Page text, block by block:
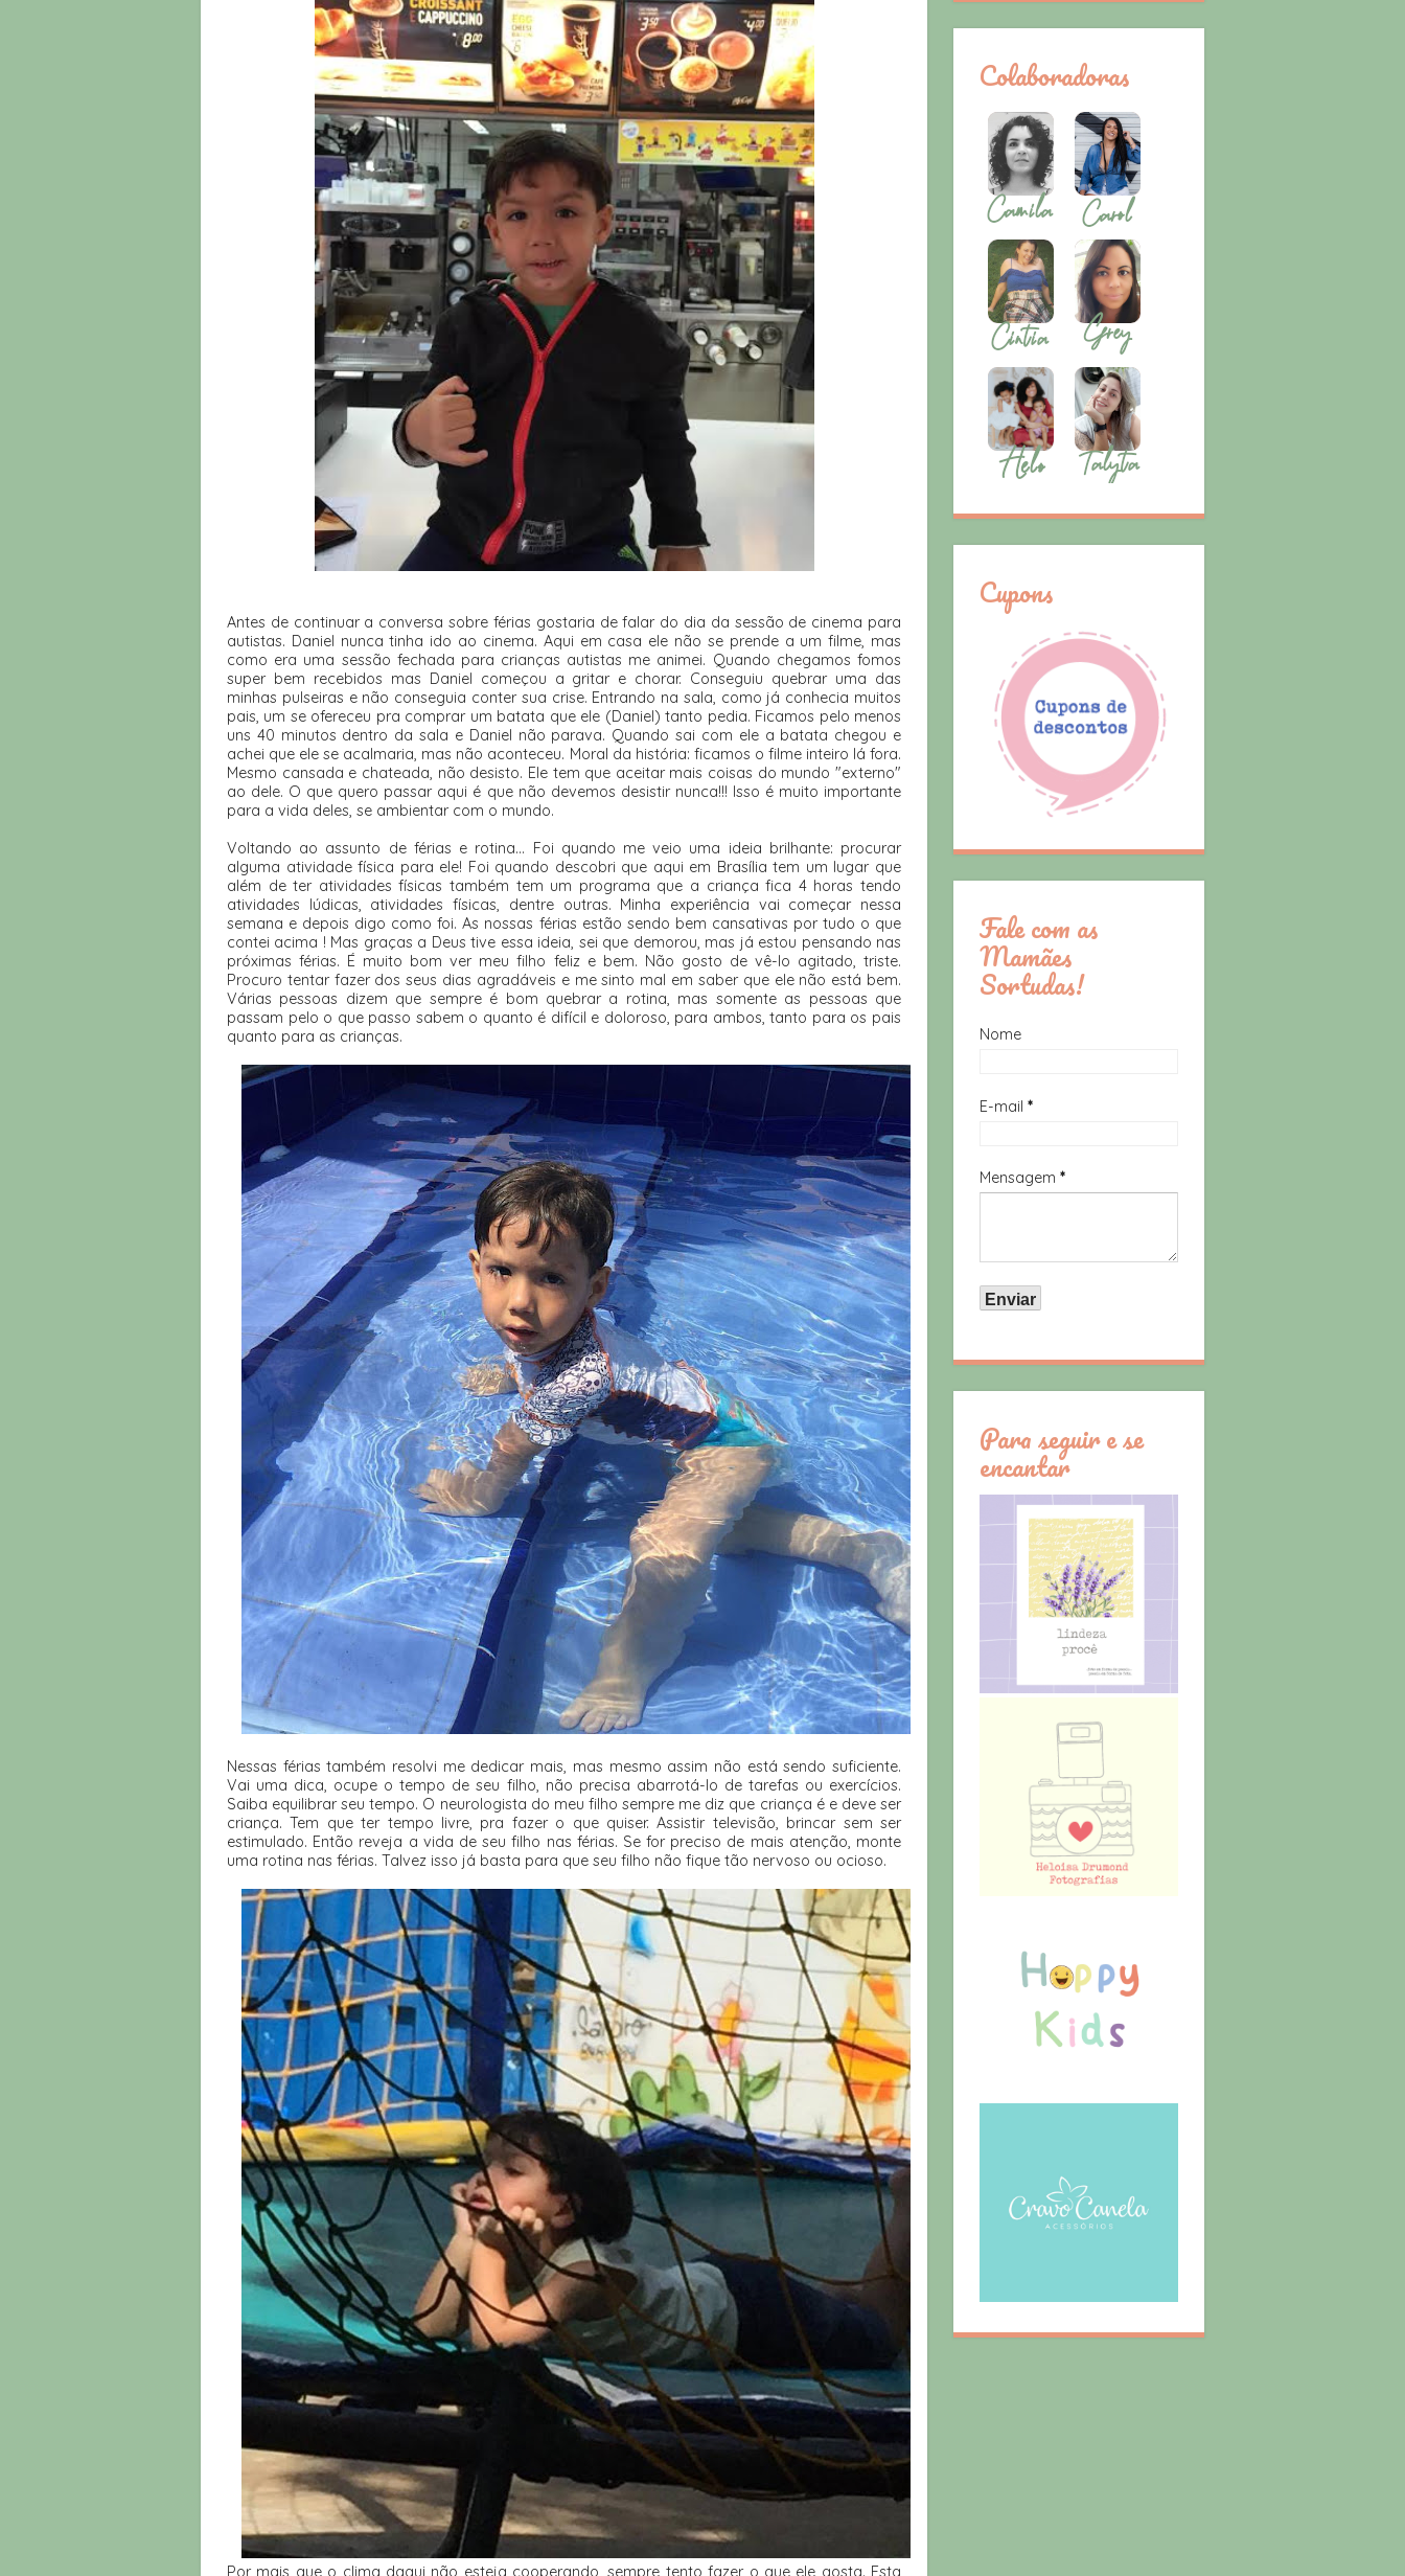
Antes de continuar a conversa sobre férias gostaria de falar do dia da sessão de cinema para
autistas. Daniel nunca tinha ido ao cinema. Aqui em casa ele não se prende a um filme, mas
como era uma sessão fechada para crianças autistas me animei. Quando chegamos fomos
super bem recebidos mas Daniel começou a gritar e chorar. Conseguiu quebrar uma das
minhas pulseiras e não conseguia conter sua crise. Entrando na sala, como já conhecia muitos
pais, um se ofereceu pra comprar um batata que ele (Daniel) tanto pedia. Ficamos pelo menos
uns 40 minutos dentro da sala e Daniel não parava. Quando sai com ele a batata chegou e
achei que ele se acalmaria, mas não aconteceu. Moral da história: ficamos o filme inteiro lá fora.
Mesmo cansada e chateada, não desisto. Ele tem que aceitar mais coisas do mundo "externo"
ao dele. O que quero passar aqui é que não devemos desistir nunca!!! Isso é muito importante
para a vida deles, se ambientar com o mundo.
Voltando ao assunto de férias e rotina... Foi quando me veio uma ideia brilhante: procurar
alguma atividade física para ele! Foi quando descobri que aqui em Brasília tem um lugar que
além de ter atividades físicas também tem um programa que a criança fica 4 horas tendo
atividades lúdicas, atividades físicas, dentre outras. Minha experiência vai começar nessa
semana e depois digo como foi. As nossas férias estão sendo bem cansativas por tudo o que
contei acima ! Mas graças a Deus tive essa ideia, sei que demorou, mas já estou pensando nas
próximas férias. É muito bom ver meu filho feliz e bem. Não gosto de vê-lo agitado, triste.
Procuro tentar fazer dos seus dias agradáveis e me sinto mal em saber que ele não está bem.
Várias pessoas dizem que sempre é bom quebrar a rotina, mas somente as pessoas que
passam pelo o que passo sabem o quanto é difícil e doloroso, para ambos, tanto para os pais
quanto para as crianças.
Nessas férias também resolvi me dedicar mais, mas mesmo assim não está sendo suficiente.
Vai uma dica, ocupe o tempo de seu filho, não precisa abarrotá-lo de tarefas ou exercícios.
Saiba equilibrar seu tempo. O neurologista do meu filho sempre me diz que criança é e deve ser
criança. Tem que ter tempo livre, pra fazer o que quiser. Assistir televisão, brincar sem ser
estimulado. Então reveja a vida de seu filho nas férias. Se for preciso de mais atenção, monte
uma rotina nas férias. Talvez isso já basta para que seu filho não fique tão nervoso ou ocioso.
Colaboradoras
Cupons
Fale com as
Mamães
Sortudas!
Nome
E-mail *
Mensagem *
Para seguir e se
encantar